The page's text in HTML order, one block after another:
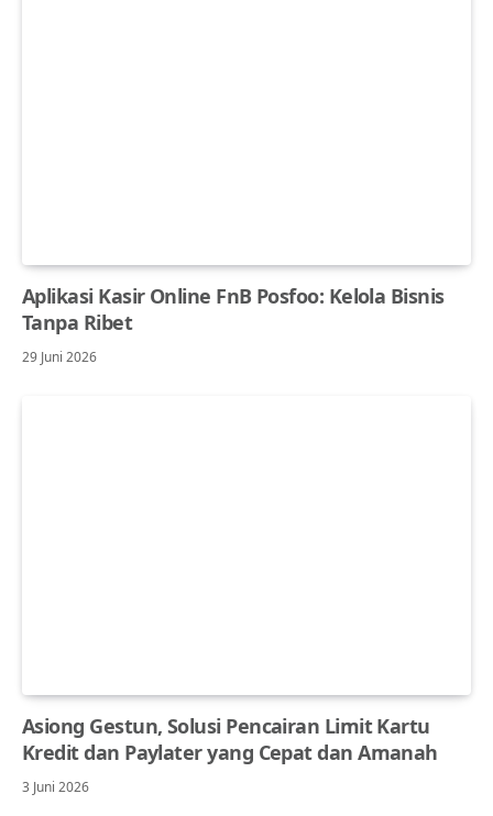
Aplikasi Kasir Online FnB Posfoo: Kelola Bisnis
Tanpa Ribet
29 Juni 2026
Asiong Gestun, Solusi Pencairan Limit Kartu
Kredit dan Paylater yang Cepat dan Amanah
3 Juni 2026